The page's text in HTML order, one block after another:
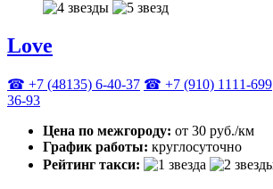
Love
☎ +7 (48135) 6-40-37 ☎ +7 (910) 1111-699
36-93
Цена по межгороду: от 30 руб./км
График работы: круглосуточно
Рейтинг такси: